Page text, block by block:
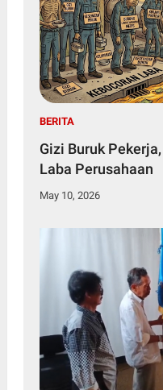
BERITA
Gizi Buruk
Laba Perusahaan
May 10, 2026